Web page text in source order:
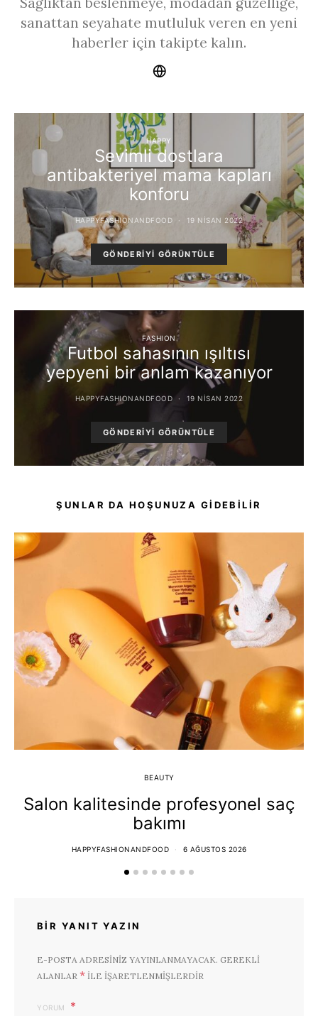
sanattan seyahate mutluluk veren en yeni
haberler için takipte kalın.
HAPPY
Sevimli dostlara
antibakteriyel mama kapları
konforu
HAPPYFASHIONANDFOOD 19 NISAN 2022
GÖNDERIYI GÖRÜNTÜLE
FASHION
Futbol sahasının ışıltısı
yepyeni bir anlam kazanıyor
HAPPYFASHIONANDFOOD 19 NISAN 2022
GÖNDERIYI GÖRÜNTÜLE
ŞUNLAR DA HOŞUNUZA GIDEBILIR
BEAUTY
Salon kalitesinde profesyonel saç
bakımı
HAPPYFASHIONANDFOOD 6 AĞUSTOS 2026
BIR YANIT YAZIN
E-POSTA ADRESINIZ YAYINLANMAYACAK. GEREKLI
ALANLAR * ILE IŞARETLENMIŞLERDIR
YORUM